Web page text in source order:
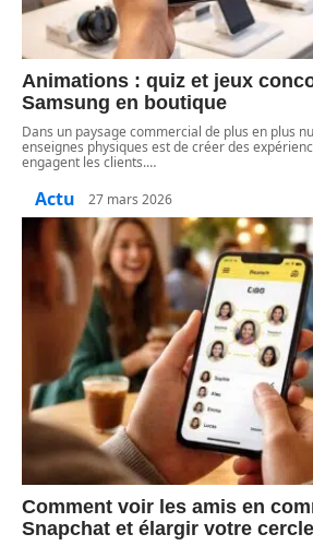
Animations : quiz et jeux
Samsung en boutique
Dans un paysage commercial de plus en plus
enseignes physiques est de créer des
engagent les clients.…
Actu 27 mars 2026
Comment voir les amis en
Snapchat et élargir votre